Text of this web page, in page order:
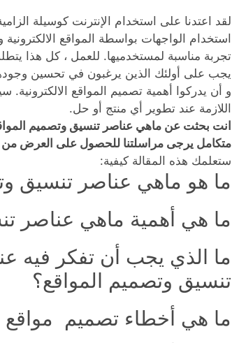
لقد اعتدنا على استخدام الإنترنت كوسيلة
استخدام الواجهات بواسطة المواقع
تجربة مناسبة لمستخدميها. للعمل ، كل هذا
يجب على أولئك الذين يرغبون في تحسين
و أن يدركوا أهمية تصميم المواقع
اللازمة عند تطوير أي منتج أو حل.
انت بحثت عن ماهي عناصر تنسيق وتصميم
متكامل يرجى مراسلتنا للحصول على العرض من
ستعلمك هذه المقالة كيفية:
ما هو ماهي عناصر تنسيق
ما هي أهمية ماهي عناصر
ما الذي يجب أن تفكر فيه
تنسيق وتصميم المواقع؟
ما هي أخطاء تصميم مواقع